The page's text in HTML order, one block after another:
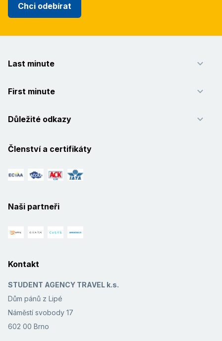
Chci odebírat
Last minute
First minute
Důležité odkazy
Členství a certifikáty
Naši partneři
Kontakt
STUDENT AGENCY TRAVEL k.s.
Dům pánů z Lipé
Náměstí svobody 17
602 00 Brno